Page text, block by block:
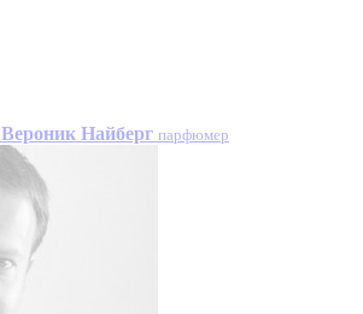
Вероник Найберг парфюмер